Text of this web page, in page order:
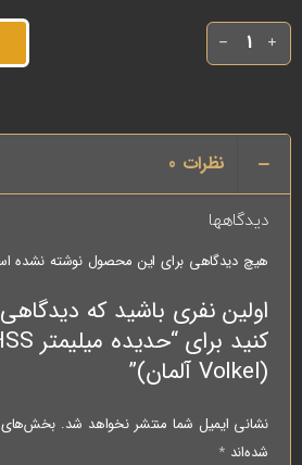
نظرات 0
دیدگاهها
هیچ دیدگاهی برای این محصول نوشته نشده
اولین نفری باشید که
(Volkel آلمان)”
نشانی ایمیل شما منتشر نخواهد شد. بخش‌های
شده‌اند*